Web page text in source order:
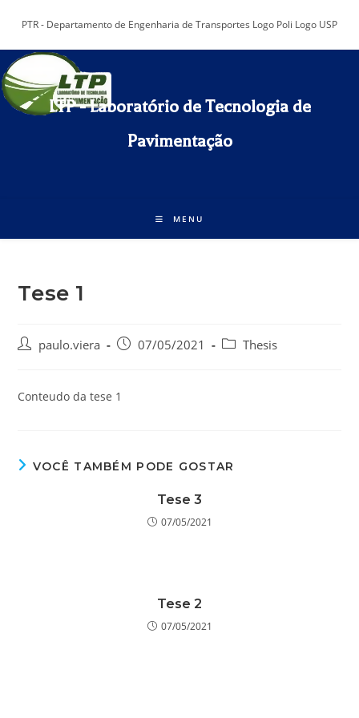
para
o
conteúdo
PTR - Departamento de Engenharia de Transportes Logo Poli Logo USP
LTP - Laboratório de Tecnologia de
Pavimentação​
MENU
Tese 1
Autorpaulo.viera
Post07/05/2021
Categoria
Thesis
Conteudo da tese 1
VOCÊ TAMBÉM PODE GOSTAR
Tese 3
07/05/2021
Tese 2
07/05/2021